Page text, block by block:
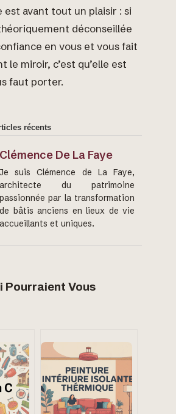
est avant tout un plaisir : si
déconseillée
en vous et vous fait
le miroir, c’est qu’elle est
faut porter.
récents
Clémence De La Faye
Je suis Clémence de La Faye,
architecte du patrimoine
passionnée par la transformation
de bâtis anciens en lieux de vie
accueillants et uniques.
Pourraient Vous